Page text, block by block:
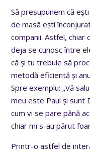
Să presupunem că
de masă ești
companii. Astfel, chiar
deja se cunosc între
că și tu trebuie să
metodă eficientă și
Spre exemplu: „Vă
meu este Paul și sunt
cum vi se pare până
chiar mi s-au părut
Printr-o astfel de